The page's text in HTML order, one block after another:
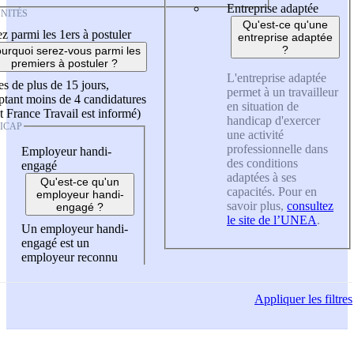
parmi les 1ers à postuler
serez-vous parmi les
premiers à postuler ?
de plus de 15 jours,
moins de 4 candidatures
France Travail est informé)
Employeur handi-
engagé
Qu'est-ce qu'un
employeur handi-
engagé ?
Un employeur handi-
engagé est un
employeur reconnu
Entreprise adaptée
Qu'est-ce qu'une
entreprise adaptée
?
L'entreprise adaptée
permet à un travailleur
en situation de
handicap d'exercer
une activité
professionnelle dans
des conditions
adaptées à ses
capacités. Pour en
savoir plus, consultez
le site de l’UNEA.
Appliquerles filtres